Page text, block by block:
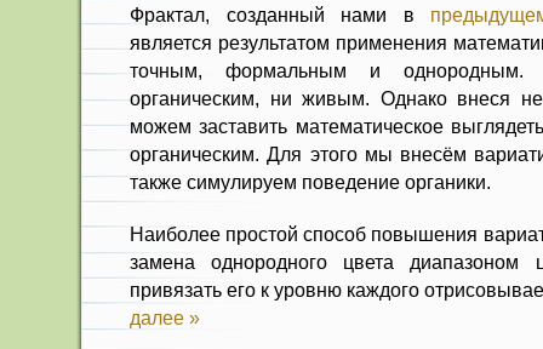
Фрактал, созданный нами в
является результатом применения
точным, формальным и
органическим, ни живым. Однако внеся
можем заставить математическое
органическим. Для этого мы внесём
также симулируем поведение органики.
Наиболее простой способ повышения
замена однородного цвета
привязать его к уровню каждого
далее »